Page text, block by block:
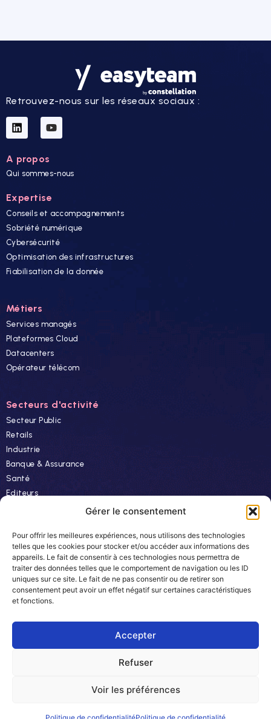
Gérer le consentement
Pour offrir les meilleures expériences, nous utilisons des technologies
telles que les cookies pour stocker et/ou accéder aux informations des
appareils. Le fait de consentir à ces technologies nous permettra de
traiter des données telles que le comportement de navigation ou les ID
uniques sur ce site. Le fait de ne pas consentir ou de retirer son
consentement peut avoir un effet négatif sur certaines caractéristiques
et fonctions.
Accepter
Refuser
Voir les préférences
Retrouvez-nous sur les réseaux sociaux :
A propos
Qui sommes-nous
Expertise
Conseils et accompagnements
Sobriété numérique
Cybersécurité
Optimisation des infrastructures
Fiabilisation de la donnée
Métiers
Services managés
Plateformes Cloud
Datacenters
Opérateur télécom
Secteurs d'activité
Secteur Public
Retails
Industrie
Banque & Assurance
Santé
Editeurs
Ressources
Actualités
Evénements
Autres